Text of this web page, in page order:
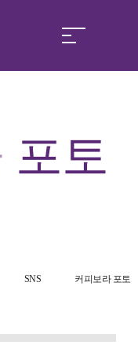
보라 경쟁력
포토
SNS 커피보라 포토